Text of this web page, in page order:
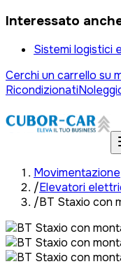
Interessato
Sistemi logistici
Cerchi un carrello su
Ricondizionati
Movimentazione
/Elevatori
/BT Staxio con